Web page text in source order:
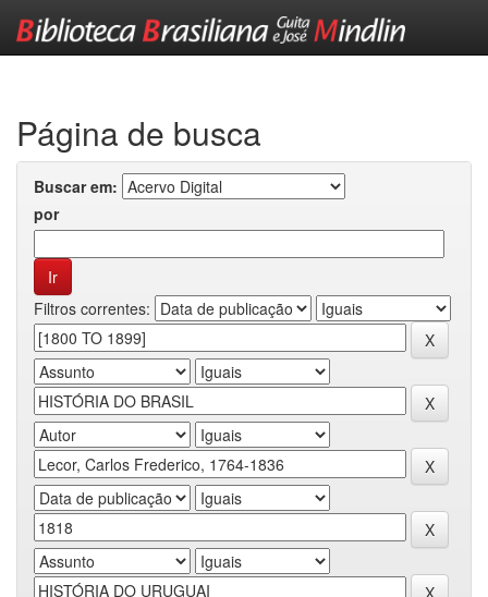
Página de busca
Buscar em:
por
Filtros correntes: